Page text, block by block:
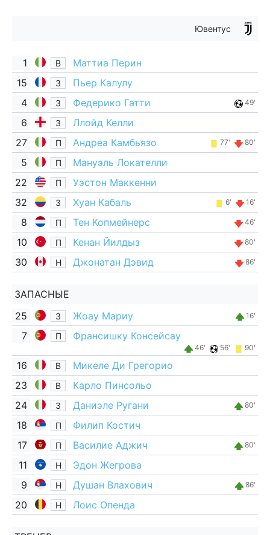
Ювентус
1 В
Маттиа Перин
15
З
Пьер Калулу
4
З Федерико Гатти 49'
6 З
Ллойд Келли
27
П Андреа Камбьязо 77' 80'
5 П
Мануэль Локателли
22
П
Уэстон Маккенни
32
З Хуан Кабаль 6' 16'
8 П Тен Копмейнерс 46'
10 П Кенан Йилдыз 80'
30 Н Джонатан Дэвид 86'
ЗАПАСНЫЕ
25
З Жоау Мариу 16'
7 П Франсишку Консейсау
46' 56' 90'
16 В
Микеле Ди Грегорио
23
В
Карло Пинсольо
24
З Даниэле Ругани 80'
18 П
Филип Костич
17
П Василие Аджич 80'
11 Н
Эдон Жегрова
9
Н Душан Влахович 86'
20 Н Лоис Опенда